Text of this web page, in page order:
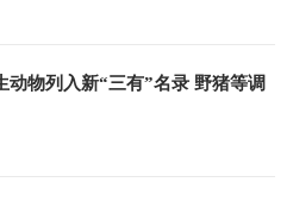
动物列入新“三有”名录 野猪等调